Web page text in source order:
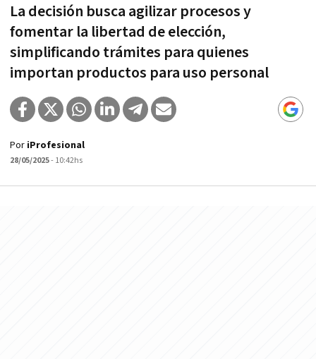
La decisión busca agilizar procesos y
fomentar la libertad de elección,
simplificando trámites para quienes
importan productos para uso personal
Por iProfesional
28/05/2025- 10:42hs